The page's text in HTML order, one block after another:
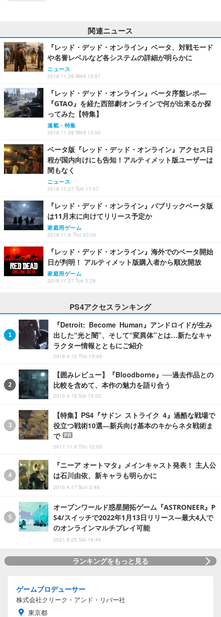
関連ニュース
『レッド・デッド・オンライン』ベータ、対戦モード
や名誉レベルなど各システムの詳細が明らかに
ニュース
2018.11.28 Wed 12:07
『レッド・デッド・オンライン』ベータ序盤レポ―
『GTAO』を経た西部劇オンラインで何が出来るか探
ってみた【特集】
連載・特集
2018.11.28 Wed 13:00
ベータ版『レッド・デッド・オンライン』アクセス日
程が国内向けにも告知！アルティメット版ユーザーは
間もなく
ニュース
2018.11.27 Tue 17:07
『レッド・デッド・オンライン』パブリックベータ版
は11月末に向けてリリース予定か
家庭用ゲーム
2018.11.8 Thu 20:00
『レッド・デッド・オンライン』海外でのベータ開始
日が判明！ アルティメット版購入者から順次開放
家庭用ゲーム
2018.11.27 Tue 2:28
PS4アクセスランキング
『Detroit: Become Human』アンドロイドが生み
出した“光と闇”、そして“変異体”とは…新たなキャ
ラクター情報とともにご紹介
2018.4.12 Thu 10:00
【囲みレビュー】『Bloodborne』──過去作品との
比較を含めて、本作の魅力を語り合う
2015.4.18 Sat 15:00
【特集】PS4『サドン ストライク 4』過酷な戦場で
役立つ戦術10選―新兵向け基本のキからネタ戦術ま
で
PR
2017.11.9 Thu 12:00
『ニーア オートマタ』メインキャスト発表！ 主人公
は石川由依、新キャラも明らかに
2016.4.17 Sun 2:46
オープンワールド惑星開拓ゲーム『ASTRONEER』P
S4/スイッチで2022年1月13日リリース―最大4人で
のオンラインマルチプレイ可能
2021.9.25 Sat 16:44
ランキングをもっと見る
ゲームプロデューサー
株式会社クリーク・アンド・リバー社
東京都